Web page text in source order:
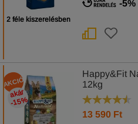
2 féle kiszerelésben
-5%
AKCIÓ
akár
-15
%
Happy&Fit
12kg
13 590 Ft